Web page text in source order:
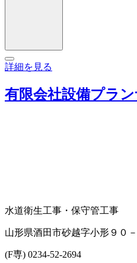
詳細を見る
有限会社設備プラ
水道衛生工事・保守管工事
山形県酒田市砂越字小形９０
(F専) 0234-52-2694